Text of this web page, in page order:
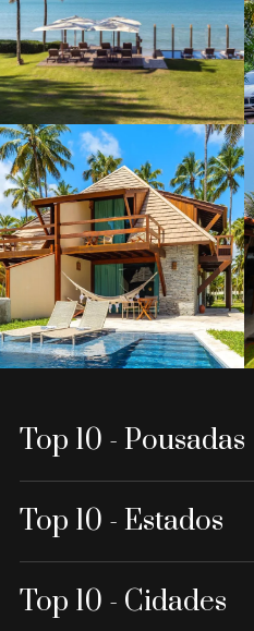
Top 10 - Pousadas
Top 10 - Estados
Top 10 - Cidades